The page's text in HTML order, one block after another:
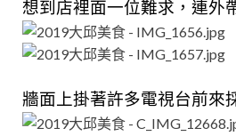
想到店裡面一位難求，連外
牆面上掛著許多電視台前來